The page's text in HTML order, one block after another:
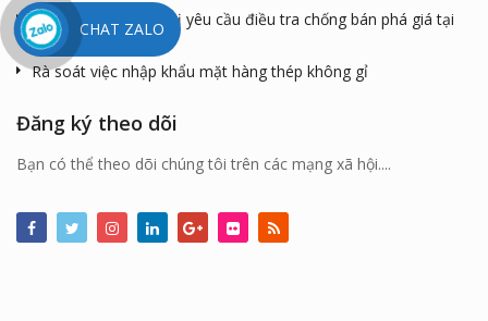
Thép mạ Việt Nam bị yêu cầu điều tra chống bán phá giá tại
Mexico
Rà soát việc nhập khẩu mặt hàng thép không gỉ
Đăng ký theo dõi
Bạn có thể theo dõi chúng tôi trên các mạng xã hội....
CHAT ZALO